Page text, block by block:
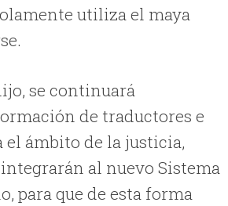
utiliza el maya
se continuará
de traductores e
el ámbito de la justicia,
al nuevo Sistema
para que de esta forma